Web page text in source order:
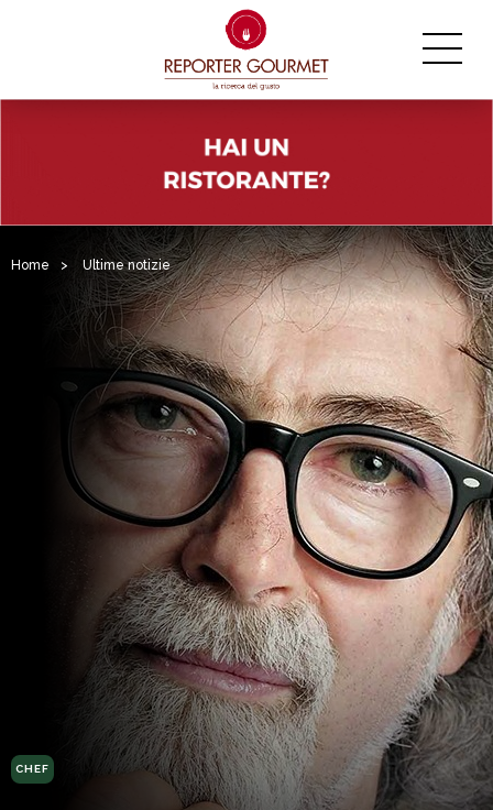
Home > Ultime notizie
CHEF